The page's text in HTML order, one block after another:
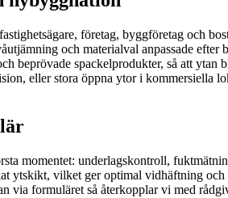
företag, byggföretag och
och materialval anpassade efter
beprövade spackelprodukter, så att ytan
eller stora öppna ytor i kommersiella
momentet: underlagskontroll,
ytskikt, vilket ger optimal vidhäftning
via formuläret så återkopplar vi med